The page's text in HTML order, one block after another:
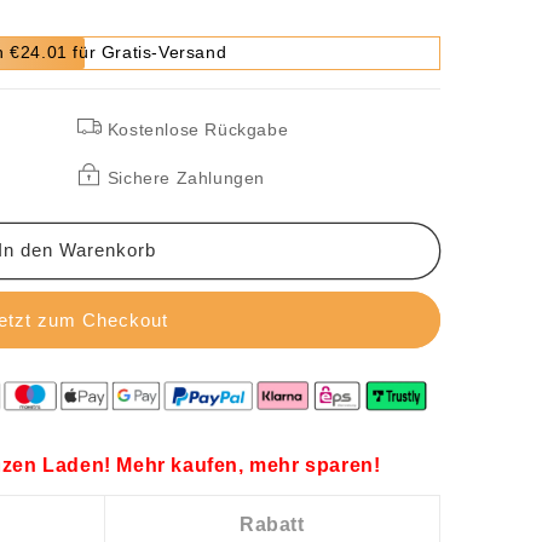
€24.01 für Gratis-Versand
Kostenlose Rückgabe
Sichere Zahlungen
In den Warenkorb
zum Checkout
Laden! Mehr kaufen, mehr sparen!
Rabatt